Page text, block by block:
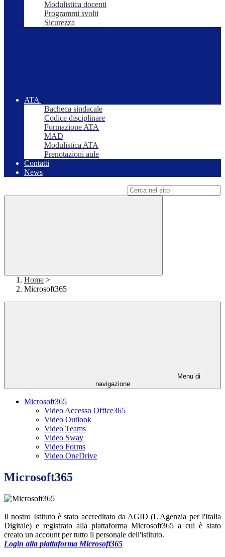
Modulistica docenti
Programmi svolti
Sicurezza
ATA
Bacheca sindacale
Codice disciplinare
Formazione ATA
MAD
Modulistica ATA
Prenotazioni aule
Contatti
News
Home >
Microsoft365
Menu di
navigazione
Microsoft365
Video Accesso Office365
Video Outlook
Video Teams
Video Sway
Video Forms
Video OneDrive
Microsoft365
Il nostro Istituto è stato accreditato da AGID (L'Agenzia per l'Italia
Digitale) e registrato alla piattaforma Microsoft365 a cui è stato
creato un account per tutto il personale dell'istituto.
Login alla piattaforma Microsoft365